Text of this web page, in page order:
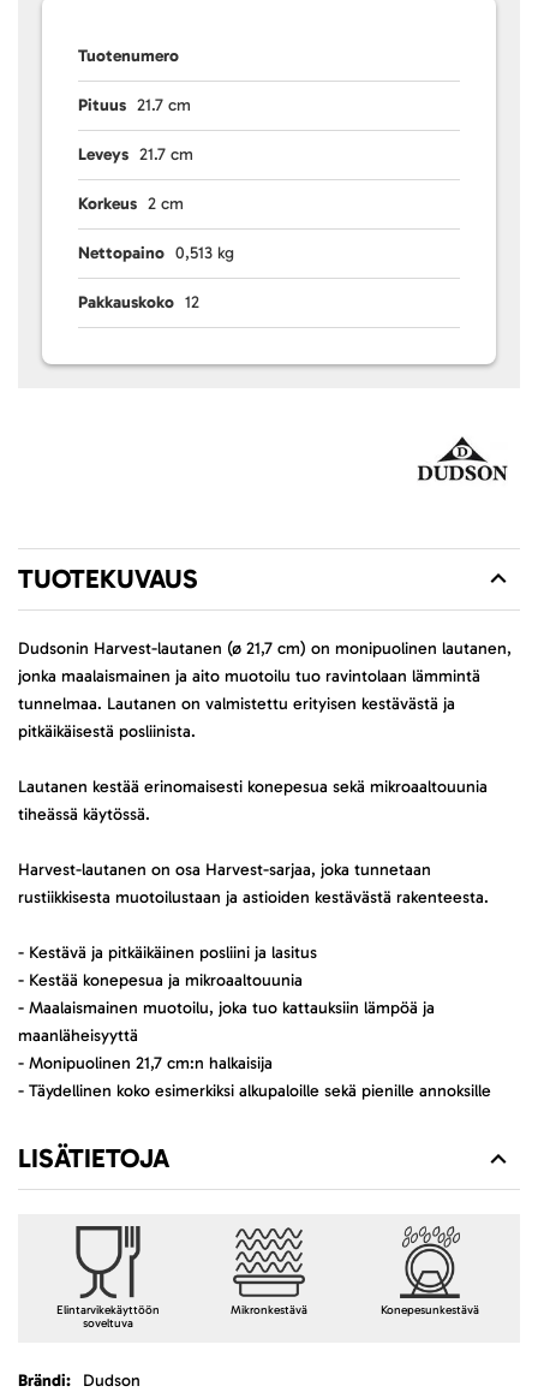
Tuotenumero
Pituus 21.7 cm
Leveys 21.7 cm
Korkeus 2 cm
Nettopaino 0,513 kg
Pakkauskoko 12
TUOTEKUVAUS
Dudsonin Harvest-lautanen (ø 21,7 cm) on monipuolinen lautanen,
jonka maalaismainen ja aito muotoilu tuo ravintolaan lämmintä
tunnelmaa. Lautanen on valmistettu erityisen kestävästä ja
pitkäikäisestä posliinista.
Lautanen kestää erinomaisesti konepesua sekä mikroaaltouunia
tiheässä käytössä.
Harvest-lautanen on osa Harvest-sarjaa, joka tunnetaan
rustiikkisesta muotoilustaan ja astioiden kestävästä rakenteesta.
- Kestävä ja pitkäikäinen posliini ja lasitus
- Kestää konepesua ja mikroaaltouunia
- Maalaismainen muotoilu, joka tuo kattauksiin lämpöä ja
maanläheisyyttä
- Monipuolinen 21,7 cm:n halkaisija
- Täydellinen koko esimerkiksi alkupaloille sekä pienille annoksille
LISÄTIETOJA
Elintarvikekäyttöön
soveltuva
Mikronkestävä Konepesunkestävä
LisätietojaDudson